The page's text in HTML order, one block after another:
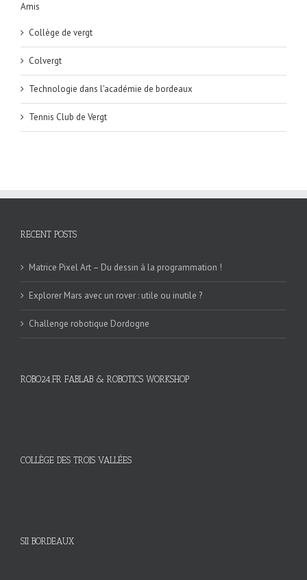
Amis
Collège de vergt
Colvergt
Technologie dans l'académie de bordeaux
Tennis Club de Vergt
RECENT POSTS
Matrice Pixel Art – Du dessin à la programmation !
Explorer Mars avec un rover : utile ou inutile ?
Challenge robotique Dordogne
ROBO24.FR FABLAB & ROBOTICS WORKSHOP
COLLÈGE DES TROIS VALLÉES
SII BORDEAUX